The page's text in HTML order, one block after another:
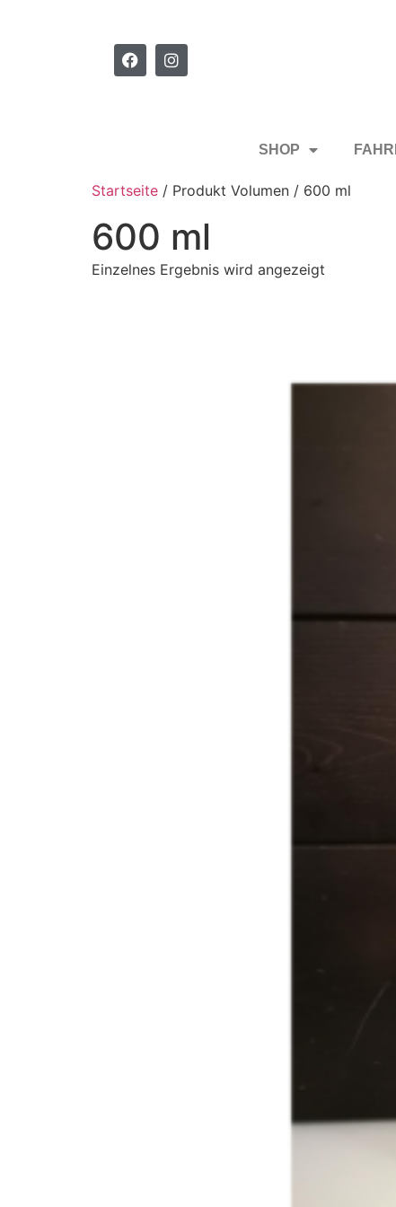
SHOP
Startseite / Produkt Volumen / 600 ml
600 ml
Einzelnes Ergebnis wird angezeigt